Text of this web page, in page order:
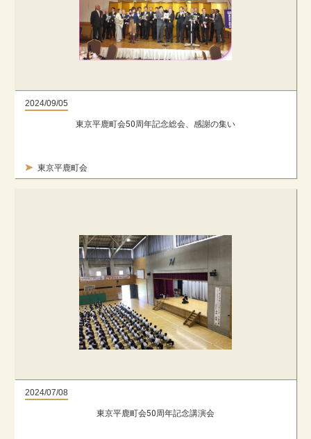
2024/09/05
東京平鹿町会
東京平鹿町会50周年記念総会、感謝の集い
2024/07/08
東京平鹿町会50周年記念講演会